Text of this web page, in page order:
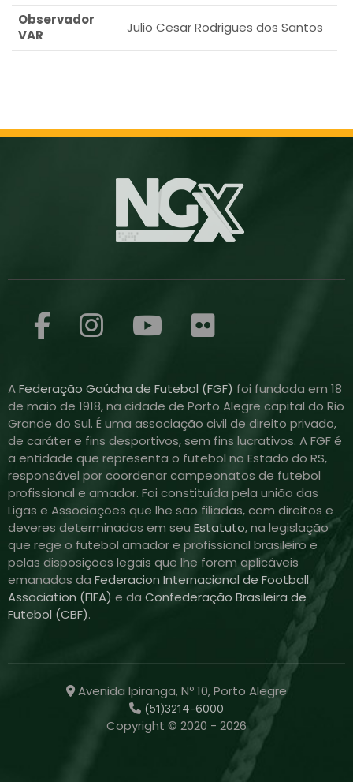
Observador
VAR
Julio Cesar Rodrigues dos Santos
AFederação Gaúcha de Futebol (FGF) foi fundada em 18
de maio de 1918, na cidade de Porto Alegre capital do Rio
Grande do Sul. É uma associação civil de direito privado,
de caráter e fins desportivos, sem fins lucrativos. A FGF é
a entidade que representa o futebol no Estado do RS,
responsável por coordenar campeonatos de futebol
profissional e amador. Foi constituída pela união das
Ligas e Associações que lhe são filiadas, com direitos e
deveres determinados em seu Estatuto, na legislação
que rege o futebol amador e profissional brasileiro e
pelas disposições legais que lhe forem aplicáveis
emanadas da Federacion Internacional de Football
Association (FIFA) e da Confederação Brasileira de
Futebol (CBF).
Avenida Ipiranga, Nº 10, Porto Alegre
(51)3214-6000
Copyright © 2020 - 2026